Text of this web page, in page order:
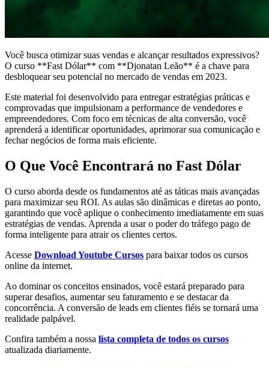
Você busca otimizar suas vendas e alcançar resultados expressivos?
O curso **Fast Dólar** com **Djonatan Leão** é a chave para
desbloquear seu potencial no mercado de vendas em 2023.
Este material foi desenvolvido para entregar estratégias práticas e
comprovadas que impulsionam a performance de vendedores e
empreendedores. Com foco em técnicas de alta conversão, você
aprenderá a identificar oportunidades, aprimorar sua comunicação e
fechar negócios de forma mais eficiente.
O Que Você Encontrará no Fast Dólar
O curso aborda desde os fundamentos até as táticas mais avançadas
para maximizar seu ROI. As aulas são dinâmicas e diretas ao ponto,
garantindo que você aplique o conhecimento imediatamente em suas
estratégias de vendas. Aprenda a usar o poder do tráfego pago de
forma inteligente para atrair os clientes certos.
Acesse Download Youtube Cursos para baixar todos os cursos
online da internet.
Ao dominar os conceitos ensinados, você estará preparado para
superar desafios, aumentar seu faturamento e se destacar da
concorrência. A conversão de leads em clientes fiéis se tornará uma
realidade palpável.
Confira também a nossa lista completa de todos os cursos
atualizada diariamente.